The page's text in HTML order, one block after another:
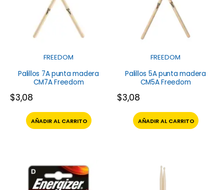
FREEDOM
Palillos 7A punta madera
CM7A Freedom
$3,08
AÑADIR AL CARRITO
FREEDOM
Palillos 5A punta madera
CM5A Freedom
$3,08
AÑADIR AL CARRITO